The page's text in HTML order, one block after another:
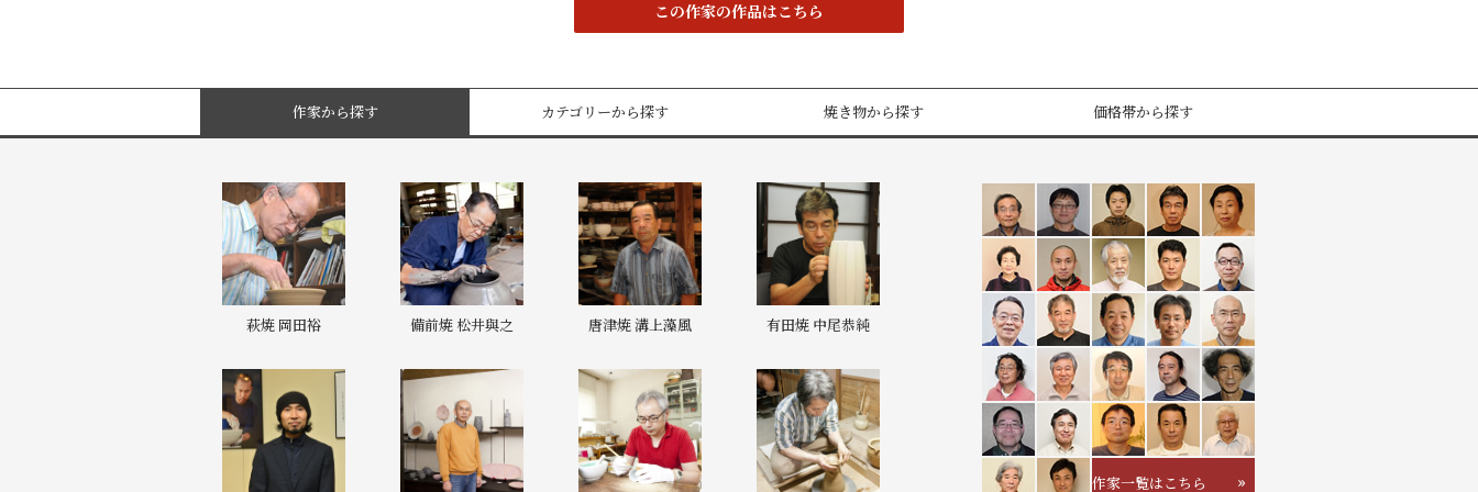
この作家の作品はこちら
作家から探す カテゴリーから探す 焼き物から探す 価格帯から探す
萩焼 岡田裕 備前焼 松井與之 唐津焼 溝上藻風 有田焼 中尾恭純
作家一覧はこちら